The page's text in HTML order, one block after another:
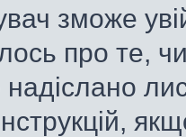
зможе
про те,